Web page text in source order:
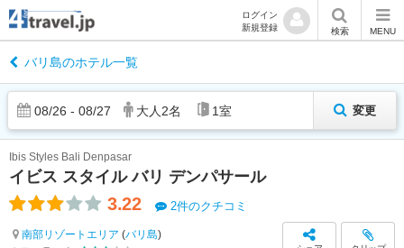
ログイン
新規登録
検索 MENU
バリ島のホテル一覧
08/26 - 08/27 大人 2名 1室 変更
イビス スタイル バリ デンパサール
Ibis Styles Bali Denpasar
3.22 2件のクチコミ
南部リゾートエリア (バリ島)